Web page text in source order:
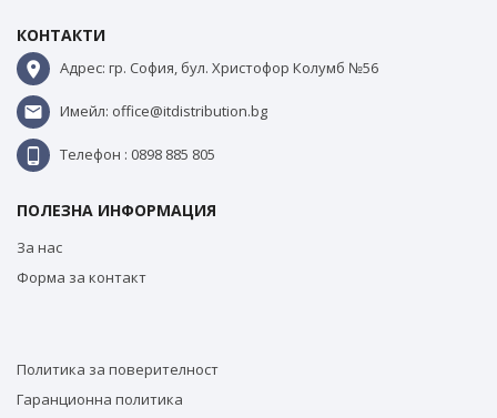
КОНТАКТИ
Адрес: гр. София, бул. Христофор Колумб №56
Имейл: office@itdistribution.bg
Телефон : 0898 885 805
ПОЛЕЗНА ИНФОРМАЦИЯ
За нас
Форма за контакт
Политика за поверителност
Гаранционна политика